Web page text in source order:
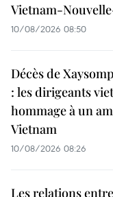
Vietnam-
10/08/2026 08:50
Décès de
: les dirigeants
hommage à un
Vietnam
10/08/2026 08:26
Les relations